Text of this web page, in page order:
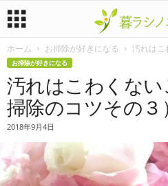
暮
ラ
シ
ユ
ホーム お掃除が好きになる 汚れはこ
お掃除が好きになる
汚れはこわくな
掃除のコツその３）
2018年9月4日